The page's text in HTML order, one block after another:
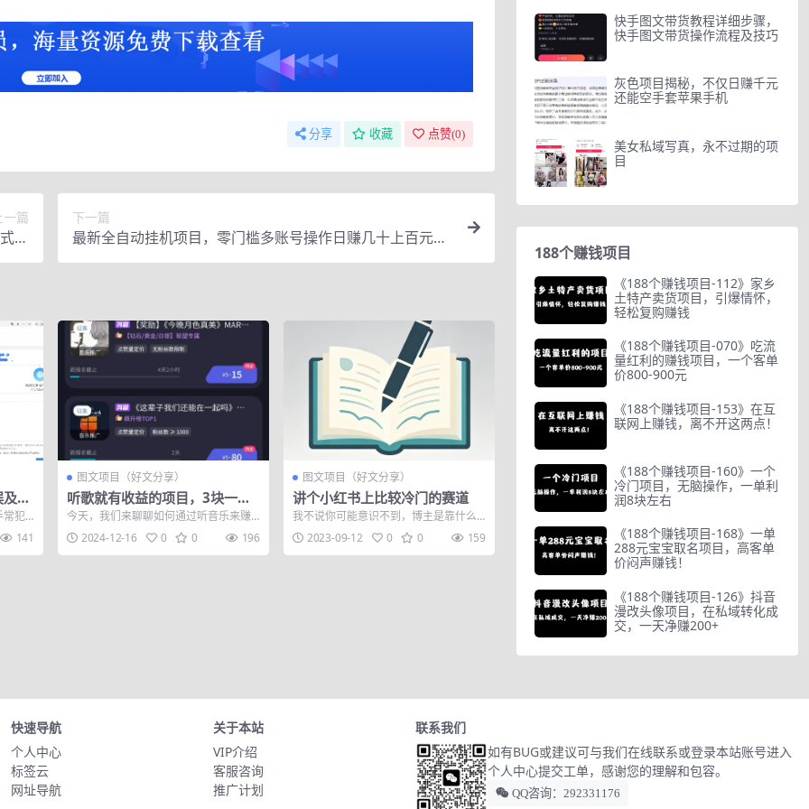
分享 收藏 点赞(0)
一篇
解
决
下一篇
最新全自动挂机项目，零门槛多账号操作日赚几十上百元
【视频教程】
解
常犯
一下~
141
图文项目（好文分享）
听歌就有收益的项目，3块一
首，保姆级实操教程
今天，我们来聊聊如何通过听音乐来赚
取收益，每首歌能赚1到5元，具体赚多
少就看你愿...
2024-12-16 0 0 196
图文项目（好文分享）
讲个小红书上比较冷门的赛道
我不说你可能意识不到，博主是靠什么
赚钱的，蛮有意思的。 和圈友聊天，她
最早的想法...
2023-09-12 0 0 159
快手图文带货教程详细步骤，
快手图文带货操作流程及技巧
灰色项目揭秘，不仅日赚千元
还能空手套苹果手机
美女私域写真，永不过期的项
目
188个赚钱项目
《188个赚钱项目-112》家乡
土特产卖货项目，引爆情怀，
轻松复购赚钱
《188个赚钱项目-070》吃流
量红利的赚钱项目，一个客单
价800-900元
《188个赚钱项目-153》在互
联网上赚钱，离不开这两点！
《188个赚钱项目-160》一个
冷门项目，无脑操作，一单利
润8块左右
《188个赚钱项目-168》一单
288元宝宝取名项目，高客单
价闷声赚钱！
《188个赚钱项目-126》抖音
漫改头像项目，在私域转化成
交，一天净赚200+
快速导航
个人中心
标签云
网址导航
关于本站
VIP介绍
客服咨询
推广计划
联系我们
如有BUG或建议可与我们在线联系或登录本站账号进入
个人中心提交工单，感谢您的理解和包容。
QQ咨询：292331176